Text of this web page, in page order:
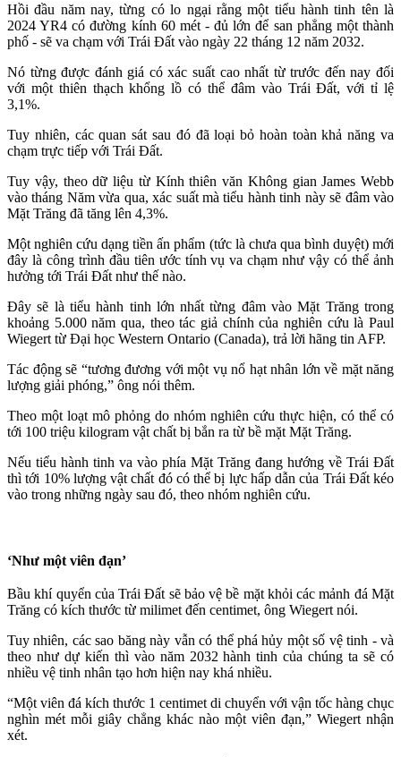
Hồi đầu năm nay, từng có lo ngại rằng một tiểu hành tinh tên là
2024 YR4 có đường kính 60 mét - đủ lớn để san phẳng một thành
phố - sẽ va chạm với Trái Đất vào ngày 22 tháng 12 năm 2032.
Nó từng được đánh giá có xác suất cao nhất từ trước đến nay đối
với một thiên thạch khổng lồ có thể đâm vào Trái Đất, với tỉ lệ
3,1%.
Tuy nhiên, các quan sát sau đó đã loại bỏ hoàn toàn khả năng va
chạm trực tiếp với Trái Đất.
Tuy vậy, theo dữ liệu từ Kính thiên văn Không gian James Webb
vào tháng Năm vừa qua, xác suất mà tiểu hành tinh này sẽ đâm vào
Mặt Trăng đã tăng lên 4,3%.
Một nghiên cứu dạng tiền ấn phẩm (tức là chưa qua bình duyệt) mới
đây là công trình đầu tiên ước tính vụ va chạm như vậy có thể ảnh
hưởng tới Trái Đất như thế nào.
Đây sẽ là tiểu hành tinh lớn nhất từng đâm vào Mặt Trăng trong
khoảng 5.000 năm qua, theo tác giả chính của nghiên cứu là Paul
Wiegert từ Đại học Western Ontario (Canada), trả lời hãng tin AFP.
Tác động sẽ “tương đương với một vụ nổ hạt nhân lớn về mặt năng
lượng giải phóng,” ông nói thêm.
Theo một loạt mô phỏng do nhóm nghiên cứu thực hiện, có thể có
tới 100 triệu kilogram vật chất bị bắn ra từ bề mặt Mặt Trăng.
Nếu tiểu hành tinh va vào phía Mặt Trăng đang hướng về Trái Đất
thì tới 10% lượng vật chất đó có thể bị lực hấp dẫn của Trái Đất kéo
vào trong những ngày sau đó, theo nhóm nghiên cứu.
‘Như một viên đạn’
Bầu khí quyển của Trái Đất sẽ bảo vệ bề mặt khỏi các mảnh đá Mặt
Trăng có kích thước từ milimet đến centimet, ông Wiegert nói.
Tuy nhiên, các sao băng này vẫn có thể phá hủy một số vệ tinh - và
theo như dự kiến thì vào năm 2032 hành tinh của chúng ta sẽ có
nhiều vệ tinh nhân tạo hơn hiện nay khá nhiều.
“Một viên đá kích thước 1 centimet di chuyển với vận tốc hàng chục
nghìn mét mỗi giây chẳng khác nào một viên đạn,” Wiegert nhận
xét.